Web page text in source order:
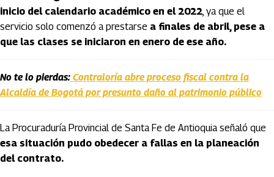
inicio del calendario académico en el 2022, ya que el
servicio solo comenzó a prestarse a finales de abril, pese a
que las clases se iniciaron en enero de ese año.
No te lo pierdas: Contraloría abre proceso fiscal contra la
Alcaldía de Bogotá por presunto daño al patrimonio público
La Procuraduría Provincial de Santa Fe de Antioquia señaló que
esa situación pudo obedecer a fallas en la planeación
del contrato.